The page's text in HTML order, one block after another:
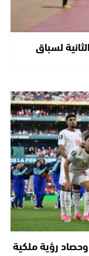
لسباق
رؤية ملكية